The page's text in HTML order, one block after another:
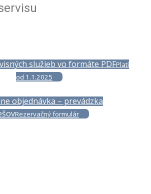
služieb vo formáte PDFPlatí
od 1.1.2025
objednávka – prevádzka
Rezervačný formulár